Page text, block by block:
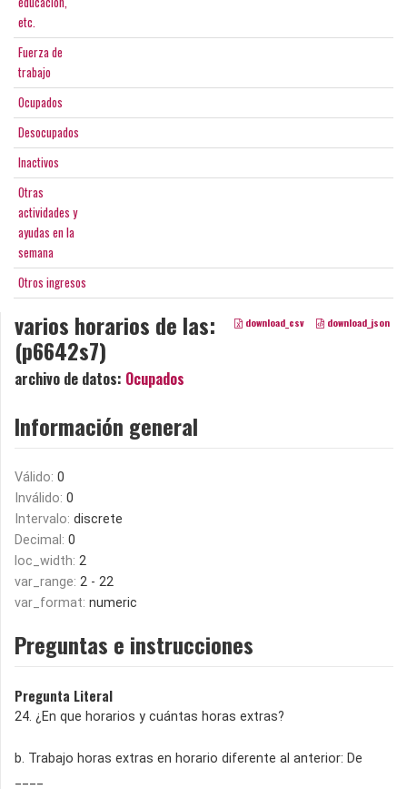
etc.
Fuerza de
trabajo
Ocupados
Desocupados
Inactivos
Otras
actividades y
ayudas en la
semana
Otros ingresos
download_csv download_json
varios horarios de las:
(p6642s7)
archivo de datos: Ocupados
Información general
Válido: 0
Inválido: 0
Intervalo: discrete
Decimal: 0
loc_width: 2
var_range: 2 - 22
var_format: numeric
Preguntas e instrucciones
Pregunta Literal
24. ¿En que horarios y cuántas horas extras?
b. Trabajo horas extras en horario diferente al anterior: De